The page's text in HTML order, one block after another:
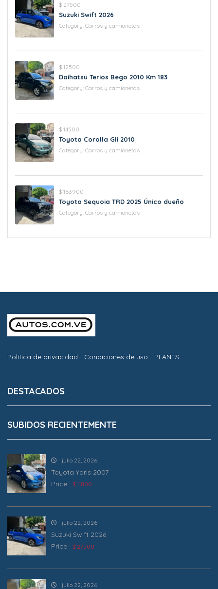
$ 27500
Suzuki Swift 2026
Category: Carros y camionetas
$ 12500
Daihatsu Terios Bego 2010 Km 183
Category: Carros y camionetas
$ 14500
Toyota Corolla Gli 2010
Category: Carros y camionetas
$ 163900
Toyota Sequoia TRD 2025 Único dueño
Category: Carros y camionetas
Política de privacidad - Condiciones de uso - PLANES
DESTACADOS
SUBIDOS RECIENTEMENTE
julio 22, 2026
Toyota Yaris 2007
Price : $ 11800
julio 22, 2026
Suzuki Swift 2026
Price : $ 27500
julio 22, 2026